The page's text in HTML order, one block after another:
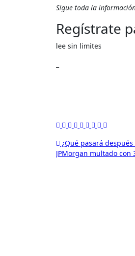
Sigue toda la
Regístrate
lee sin limites
¿Qué pasará
JPMorgan multado